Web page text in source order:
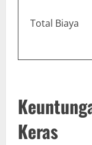
Total Biaya
Keras